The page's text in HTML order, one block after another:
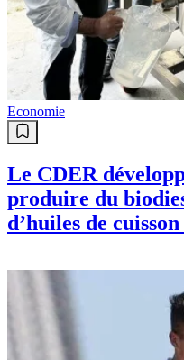
Economie
Le CDER
produire du
d’huiles de cuisson